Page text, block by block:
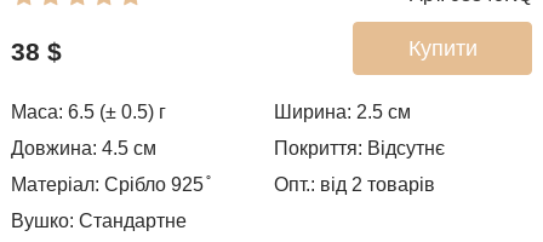
Купити
38 $
Маса: 6.5 (± 0.5) г Ширина: 2.5 см
Довжина: 4.5 см
Покриття: Відсутнє
Матеріал: Срібло 925 ̊
Опт.: від 2 товарів
Вушко: Стандартне